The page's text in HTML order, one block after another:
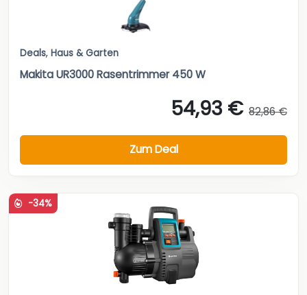
Deals, Haus & Garten
Makita UR3000 Rasentrimmer 450 W
54,93 € 82,86 €
Zum Deal
-34%